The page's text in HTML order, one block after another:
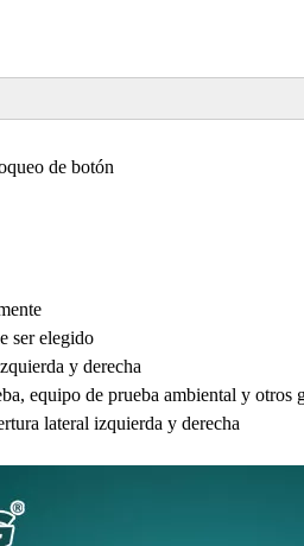
de botón
ser elegido
y derecha
equipo de prueba ambiental y otros
lateral izquierda y derecha